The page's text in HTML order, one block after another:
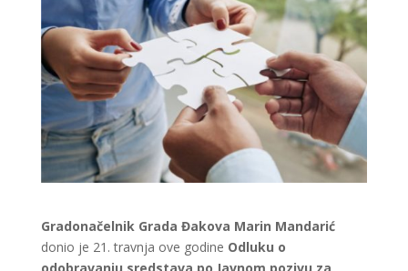
Gradonačelnik Grada Đakova Marin Mandarić
donio je 21. travnja ove godine Odluku o